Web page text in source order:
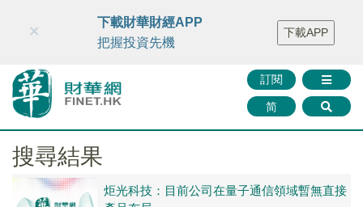
財華智庫網 FINTV FINMETA 財華證券 媒體矩陣
智庫沙龍
聯絡我們
訂閱
简
×
下載財華財經APP
把握投資先機
下載APP
搜尋結果
炬光科技：目前公司在量子通信領域暫無直接